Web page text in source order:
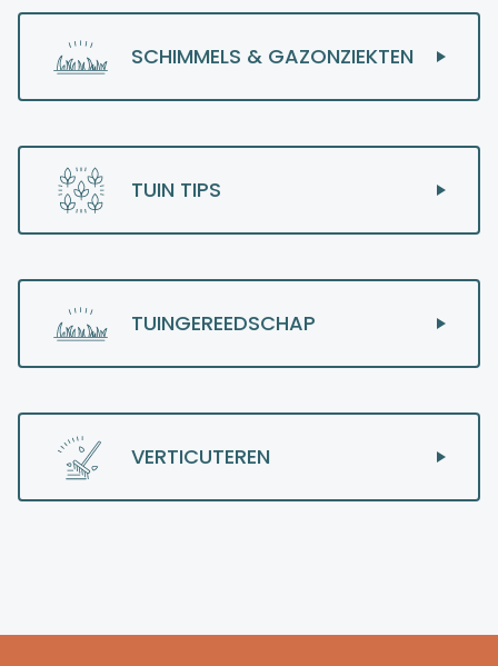
SCHIMMELS & GAZONZIEKTEN
TUIN TIPS
TUINGEREEDSCHAP
VERTICUTEREN